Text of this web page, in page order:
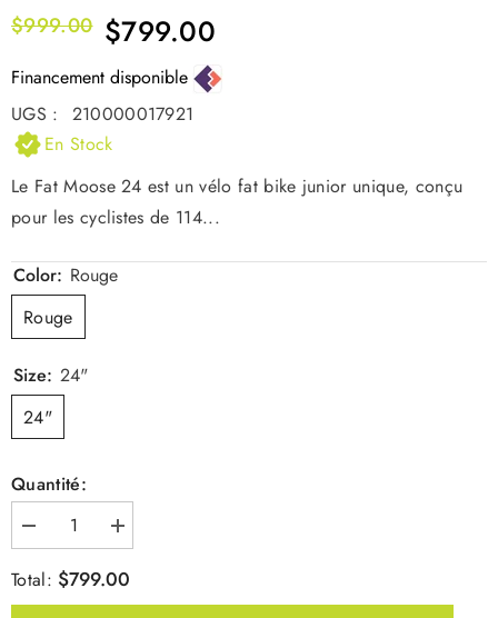
$999.00 $799.00
Financement disponible
UGS :
210000017921
En Stock
Le Fat Moose 24 est un vélo fat bike junior unique, conçu
pour les cyclistes de 114...
Color: Rouge
Rouge
Size: 24"
24"
Quantité:
Diminuer
la
quantité
pour
Augmenter
la
pour
Total: $799.00